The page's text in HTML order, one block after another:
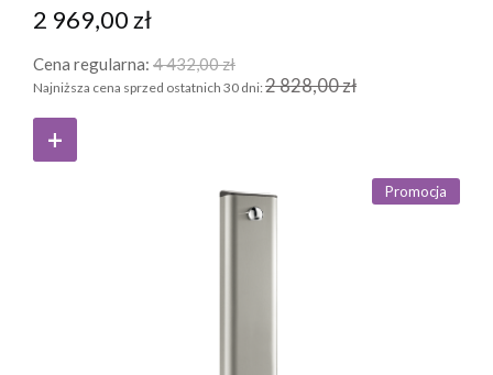
2 969,00 zł
Cena regularna: 4 432,00 zł
Najniższa cena sprzed ostatnich 30 dni: 2 828,00 zł
Promocja